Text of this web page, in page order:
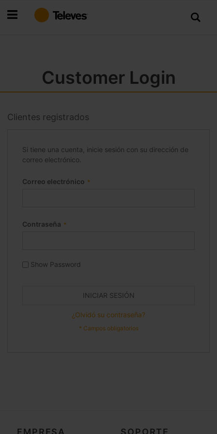
al
Customer Login
Clientes registrados
Si tiene una cuenta, inicie sesión con su dirección de
correo electrónico.
Correo electrónico
Contraseña
Show Password
INICIAR SESIÓN
¿Olvidó su contraseña?